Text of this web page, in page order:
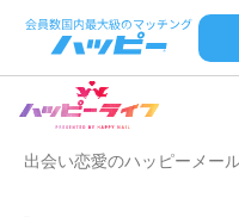
出会い恋愛のハッピーメー